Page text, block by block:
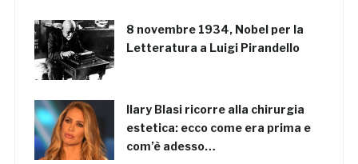
8 novembre 1934, Nobel per la
Letteratura a Luigi Pirandello
Ilary Blasi ricorre alla chirurgia
estetica: ecco come era prima e
com’è adesso…